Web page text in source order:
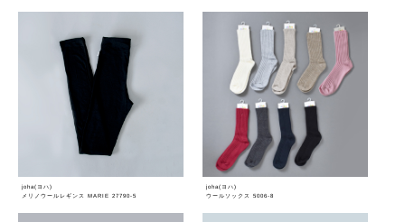
joha(ヨハ)
メリノウールレギンス MARIE 27790-5
joha(ヨハ)
ウールソックス 5006-8